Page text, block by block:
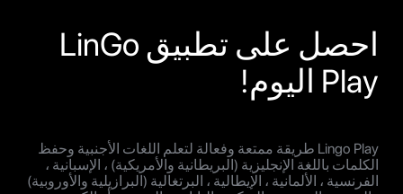
احصل على تطبيق LinGo
Play اليوم!
Lingo Play طريقة ممتعة وفعالة لتعلم اللغات الأجنبية وحفظ
الكلمات باللغة الإنجليزية (البريطانية والأمريكية) ، الإسبانية ،
الفرنسية ، الألمانية ، الإيطالية ، البرتغالية (البرازيلية والأوروبية)